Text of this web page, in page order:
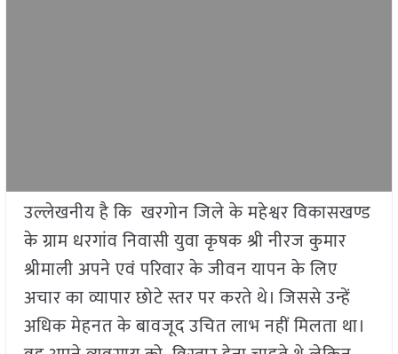
उल्लेखनीय है कि खरगोन जिले के महेश्वर विकासखण्ड
के ग्राम धरगांव निवासी युवा कृषक श्री नीरज कुमार
श्रीमाली अपने एवं परिवार के जीवन यापन के लिए
अचार का व्यापार छोटे स्तर पर करते थे। जिससे उन्हें
अधिक मेहनत के बावजूद उचित लाभ नहीं मिलता था।